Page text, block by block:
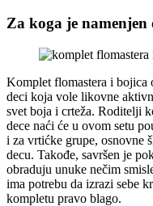
Za koga je namenjen
Komplet flomastera i bojica
deci koja vole likovne
svet boja i crteža. Roditelji
dece naći će u ovom setu
i za vrtićke grupe, osnovne
decu. Takođe, savršen je
obraduju unuke nečim
ima potrebu da izrazi sebe
kompletu pravo blago.